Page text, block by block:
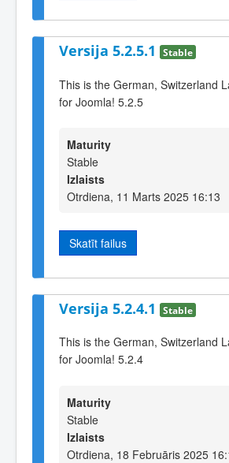
Versija 5.2.5.1 Stable
This is the German, Switzerland
for Joomla! 5.2.5
Maturity
Stable
Izlaists
Otrdiena, 11 Marts 2025 16:13
Skatīt failus
Versija 5.2.4.1 Stable
This is the German, Switzerland
for Joomla! 5.2.4
Maturity
Stable
Izlaists
Otrdiena, 18 Februāris 2025